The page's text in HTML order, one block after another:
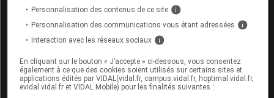
Espace produit
VIDAL Expert
VIDAL Hoptimal
eVIDAL
Personnalisation des contenus de ce site i
Personnalisation des communications vous étant adressées i
Interaction avec les réseaux sociaux i
En cliquant sur le bouton « J’accepte » ci-dessous, vous consentez
également à ce que des cookies soient utilisés sur certains sites et
applications édités par VIDAL(vidal.fr, campus.vidal.fr, hoptimal.vidal.fr,
evidal.vidal.fr et VIDAL Mobile) pour les finalités suivantes :